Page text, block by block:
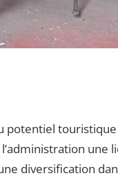
potentiel
une
diversification